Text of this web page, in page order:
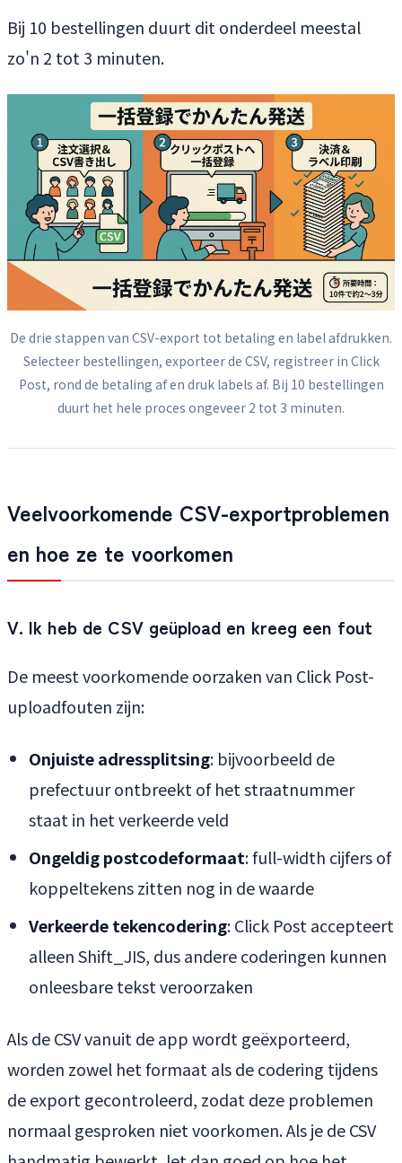
Bij 10 bestellingen duurt dit onderdeel meestal
zo'n 2 tot 3 minuten.
De drie stappen van CSV-export tot betaling en label afdrukken.
Selecteer bestellingen, exporteer de CSV, registreer in Click
Post, rond de betaling af en druk labels af. Bij 10 bestellingen
duurt het hele proces ongeveer 2 tot 3 minuten.
Veelvoorkomende CSV-exportproblemen
en hoe ze te voorkomen
V. Ik heb de CSV geüpload en kreeg een fout
De meest voorkomende oorzaken van Click Post-
uploadfouten zijn:
Onjuiste adressplitsing: bijvoorbeeld de
prefectuur ontbreekt of het straatnummer
staat in het verkeerde veld
Ongeldig postcodeformaat: full-width cijfers of
koppeltekens zitten nog in de waarde
Verkeerde tekencodering: Click Post accepteert
alleen Shift_JIS, dus andere coderingen kunnen
onleesbare tekst veroorzaken
Als de CSV vanuit de app wordt geëxporteerd,
worden zowel het formaat als de codering tijdens
de export gecontroleerd, zodat deze problemen
normaal gesproken niet voorkomen. Als je de CSV